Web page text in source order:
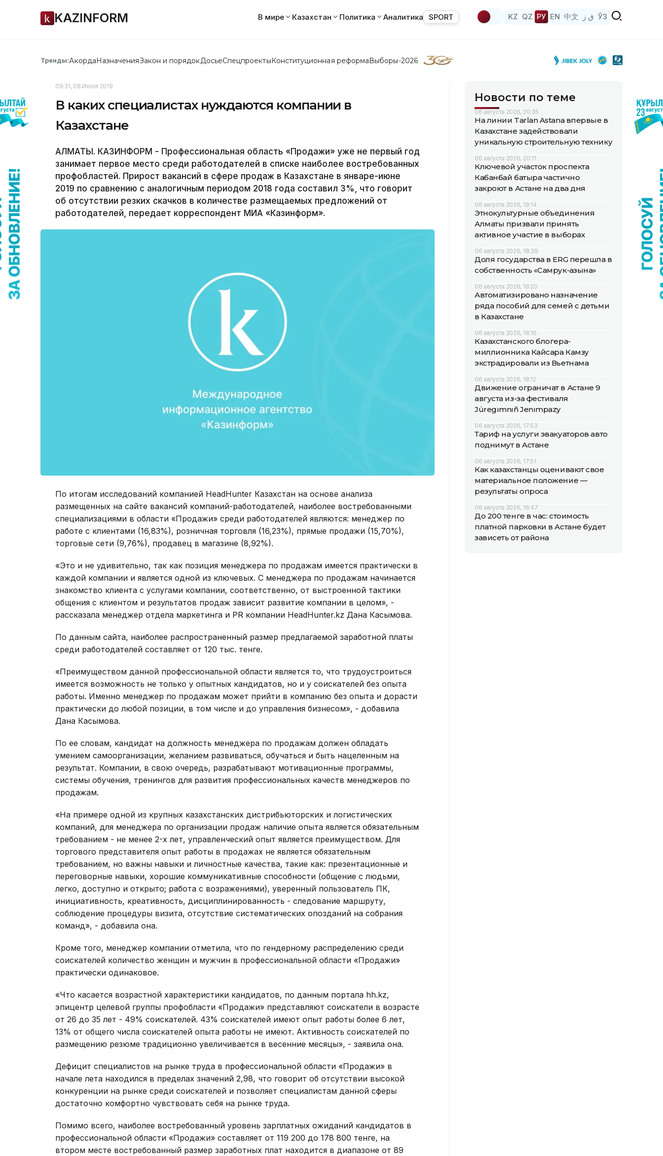
KAZINFORM В мире Казахстан Политика Аналитика SPORT KZ QZ РУ EN 中文 ق ز ЎЗ
Тренды:АкордаНазначенияЗакон и порядок ДосьеСпецпроектыКонституционная реформаВыборы-2026
09:31, 08 Июля 2019
В каких специалистах нуждаются компании в
Казахстане
АЛМАТЫ. КАЗИНФОРМ - Профессиональная область «Продажи» уже не первый год
занимает первое место среди работодателей в списке наиболее востребованных
профобластей. Прирост вакансий в сфере продаж в Казахстане в январе-июне
2019 по сравнению с аналогичным периодом 2018 года составил 3%, что говорит
об отсутствии резких скачков в количестве размещаемых предложений от
работодателей, передает корреспондент МИА «Казинформ».
По итогам исследований компанией HeadHunter Казахстан на основе анализа
размещенных на сайте вакансий компаний-работодателей, наиболее востребованными
специализациями в области «Продажи» среди работодателей являются: менеджер по
работе с клиентами (16,83%), розничная торговля (16,23%), прямые продажи (15,70%),
торговые сети (9,76%), продавец в магазине (8,92%).
«Это и не удивительно, так как позиция менеджера по продажам имеется практически в
каждой компании и является одной из ключевых. С менеджера по продажам начинается
знакомство клиента с услугами компании, соответственно, от выстроенной тактики
общения с клиентом и результатов продаж зависит развитие компании в целом», -
рассказала менеджер отдела маркетинга и PR компании HeadHunter.kz Дана Касымова.
По данным сайта, наиболее распространенный размер предлагаемой заработной платы
среди работодателей составляет от 120 тыс. тенге.
«Преимуществом данной профессиональной области является то, что трудоустроиться
имеется возможность не только у опытных кандидатов, но и у соискателей без опыта
работы. Именно менеджер по продажам может прийти в компанию без опыта и дорасти
практически до любой позиции, в том числе и до управления бизнесом», - добавила
Дана Касымова.
По ее словам, кандидат на должность менеджера по продажам должен обладать
умением самоорганизации, желанием развиваться, обучаться и быть нацеленным на
результат. Компании, в свою очередь, разрабатывают мотивационные программы,
системы обучения, тренингов для развития профессиональных качеств менеджеров по
продажам.
«На примере одной из крупных казахстанских дистрибьюторских и логистических
компаний, для менеджера по организации продаж наличие опыта является обязательным
требованием - не менее 2-х лет, управленческий опыт является преимуществом. Для
торгового представителя опыт работы в продажах не является обязательным
требованием, но важны навыки и личностные качества, такие как: презентационные и
переговорные навыки, хорошие коммуникативные способности (общение с людьми,
легко, доступно и открыто; работа с возражениями), уверенный пользователь ПК,
инициативность, креативность, дисциплинированность - следование маршруту,
соблюдение процедуры визита, отсутствие систематических опозданий на собрания
команд», - добавила она.
Кроме того, менеджер компании отметила, что по гендерному распределению среди
соискателей количество женщин и мужчин в профессиональной области «Продажи»
практически одинаковое.
«Что касается возрастной характеристики кандидатов, по данным портала hh.kz,
эпицентр целевой группы профобласти «Продажи» представляют соискатели в возрасте
от 26 до 35 лет - 49% cоискателей. 43% соискателей имеют опыт работы более 6 лет,
13% от общего числа соискателей опыта работы не имеют. Активность соискателей по
размещению резюме традиционно увеличивается в весенние месяцы», - заявила она.
Дефицит специалистов на рынке труда в профессиональной области «Продажи» в
начале лета находился в пределах значений 2,98, что говорит об отсутствии высокой
конкуренции на рынке среди соискателей и позволяет специалистам данной сферы
достаточно комфортно чувствовать себя на рынке труда.
Помимо всего, наиболее востребованный уровень зарплатных ожиданий кандидатов в
профессиональной области «Продажи» составляет от 119 200 до 178 800 тенге, на
втором месте востребованный размер заработных плат находится в диапазоне от 89
Новости по теме
06 августа 2026, 20:35
На линии Tarlan Astana впервые в
Казахстане задействовали
уникальную строительную технику
06 августа 2026, 20:11
Ключевой участок проспекта
Кабанбай батыра частично
закроют в Астане на два дня
06 августа 2026, 19:14
Этнокультурные объединения
Алматы призвали принять
активное участие в выборах
06 августа 2026, 18:39
Доля государства в ERG перешла в
собственность «Самрук-Қазына»
06 августа 2026, 18:20
Автоматизировано назначение
ряда пособий для семей с детьми
в Казахстане
06 августа 2026, 18:16
Казахстанского блогера-
миллионника Кайсара Камзу
экстрадировали из Вьетнама
06 августа 2026, 18:12
Движение ограничат в Астане 9
августа из-за фестиваля
Jüregımnıñ Jenımpazy
06 августа 2026, 17:53
Тариф на услуги эвакуаторов авто
поднимут в Астане
06 августа 2026, 17:51
Как казахстанцы оценивают свое
материальное положение —
результаты опроса
06 августа 2026, 16:47
До 200 тенге в час: стоимость
платной парковки в Астане будет
зависеть от района